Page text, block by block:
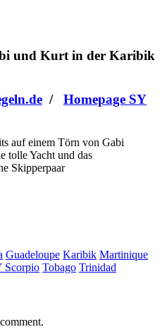
und Kurt in der Karibik
/ Homepage SY
auf einem Törn von Gabi
tolle Yacht und das
Skipperpaar
Guadeloupe Karibik Martinique
Scorpio Tobago Trinidad